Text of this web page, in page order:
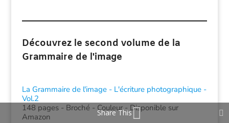
Découvrez le second volume de la
Grammaire de l'image
La Grammaire de l'image - L'écriture photographique -
Vol.2
148 pages - Broché - Couleur - Disponible sur
Amazon
Share This